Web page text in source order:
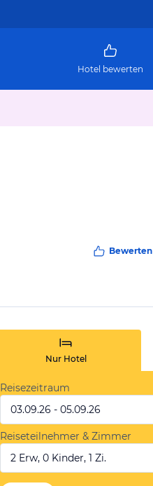
Hotel bewerten
Bewerten
Nur Hotel
Reisezeitraum
03.09.26 - 05.09.26
Reiseteilnehmer & Zimmer
2 Erw, 0 Kinder, 1 Zi.